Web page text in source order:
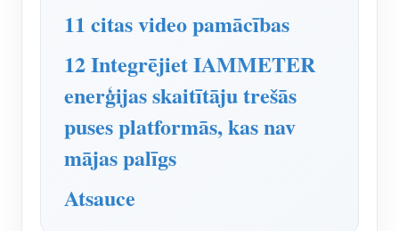
11 citas video pamācības
12 Integrējiet IAMMETER
enerģijas skaitītāju trešās
puses platformās, kas nav
mājas palīgs
Atsauce